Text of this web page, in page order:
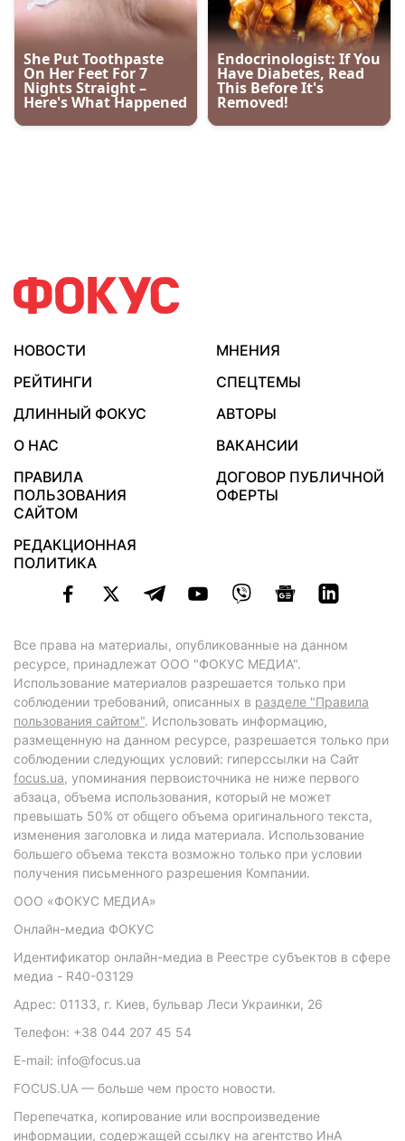
НОВОСТИ
МНЕНИЯ
РЕЙТИНГИ
СПЕЦТЕМЫ
ДЛИННЫЙ ФОКУС
АВТОРЫ
О НАС
ВАКАНСИИ
ПРАВИЛА
ПОЛЬЗОВАНИЯ
САЙТОМ
ДОГОВОР ПУБЛИЧНОЙ
ОФЕРТЫ
РЕДАКЦИОННАЯ
ПОЛИТИКА
Все права на материалы, опубликованные на данном
ресурсе, принадлежат ООО "ФОКУС МЕДИА".
Использование материалов разрешается только при
соблюдении требований, описанных в разделе "Правила
пользования сайтом". Использовать информацию,
размещенную на данном ресурсе, разрешается только при
соблюдении следующих условий: гиперссылки на Сайт
focus.ua, упоминания первоисточника не ниже первого
абзаца, объема использования, который не может
превышать 50% от общего объема оригинального текста,
изменения заголовка и лида материала. Использование
большего объема текста возможно только при условии
получения письменного разрешения Компании.
ООО «ФОКУС МЕДИА»
Онлайн-медиа ФОКУС
Идентификатор онлайн-медиа в Реестре субъектов в сфере
медиа - R40-03129
Адрес: 01133, г. Киев, бульвар Леси Украинки, 26
Телефон: +38 044 207 45 54
E-mail: info@focus.ua
FOCUS.UA — больше чем просто новости.
Перепечатка, копирование или воспроизведение
информации, содержащей ссылку на агентство ИнА